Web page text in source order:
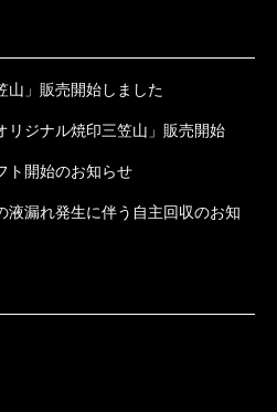
山」販売開始しました
リジナル焼印三笠山」販売開始
ト開始のお知らせ
液漏れ発生に伴う自主回収のお知